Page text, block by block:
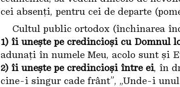
cei absenți, pentru cei de departe
Cultul public ortodox (închinarea
1) îi unește pe credincioși cu Domnul
adunați în numele Meu, acolo sunt și
2) îi unește pe credincioși între ei , în
cine-i singur cade frânt”, „Unde-i